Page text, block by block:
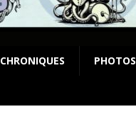
CHRONIQUES PHOTOS